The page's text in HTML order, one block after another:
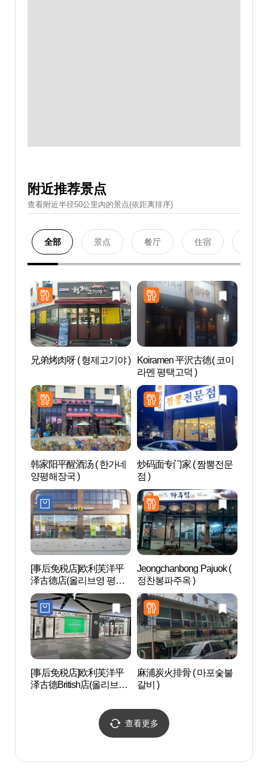
附近推荐景点
查看附近半径50公里內的景点(依距离排序)
全部 景点 餐厅 住宿
兄弟烤肉呀 ( 형제고기야 )
Koiramen 平沢古徳( 코이
라멘 평택고덕 )
韩家阳平醒酒汤 ( 한가네
양평해장국 )
炒码面专门家 ( 짬뽕전문
점 )
[事后免税店]欧利芙洋平
泽古德店(올리브영 평택
고덕점)
Jeongchanbong Pajuok (
정찬봉파주옥 )
[事后免税店]欧利芙洋平
泽古德British店(올리브영
麻浦炭火排骨 ( 마포숯불
갈비 )
查看更多